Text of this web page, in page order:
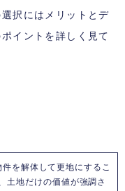
択にはメリットとデ
イントを詳しく見て
件を解体して更地にするこ
土地だけの価値が強調さ